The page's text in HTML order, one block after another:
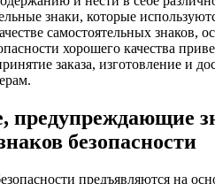
знаки, которые
самостоятельных
хорошего качества
заказа, изготовление и
безопасности
предъявляются на